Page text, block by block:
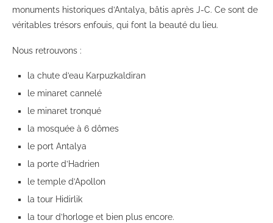
monuments historiques d’Antalya, bâtis après J-C. Ce sont de
véritables trésors enfouis, qui font la beauté du lieu.
Nous retrouvons :
la chute d’eau Karpuzkaldiran
le minaret cannelé
le minaret tronqué
la mosquée à 6 dômes
le port Antalya
la porte d’Hadrien
le temple d’Apollon
la tour Hidirlik
la tour d’horloge et bien plus encore.